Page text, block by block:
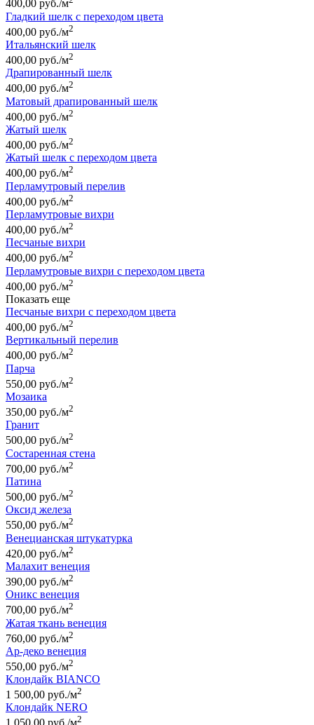
400,00 руб./м
Гладкий шелк с переходом цвета
400,00 руб./м2
Итальянский шелк
400,00 руб./м2
Драпированный шелк
400,00 руб./м2
Матовый драпированный шелк
400,00 руб./м2
Жатый шелк
400,00 руб./м2
Жатый шелк с переходом цвета
400,00 руб./м2
Перламутровый перелив
400,00 руб./м2
Перламутровые вихри
400,00 руб./м2
Песчаные вихри
400,00 руб./м2
Перламутровые вихри с переходом цвета
400,00 руб./м2
Показать еще
Песчаные вихри с переходом цвета
400,00 руб./м2
Вертикальный перелив
400,00 руб./м2
Парча
550,00 руб./м2
Мозаика
350,00 руб./м2
Гранит
500,00 руб./м2
Состаренная стена
700,00 руб./м2
Патина
500,00 руб./м2
Оксид железа
550,00 руб./м2
Венецианская штукатурка
420,00 руб./м2
Малахит венеция
390,00 руб./м2
Оникс венеция
700,00 руб./м2
Жатая ткань венеция
760,00 руб./м2
Ар-деко венеция
550,00 руб./м2
Клондайк BIANCO
1 500,00 руб./м2
Клондайк NERO
2